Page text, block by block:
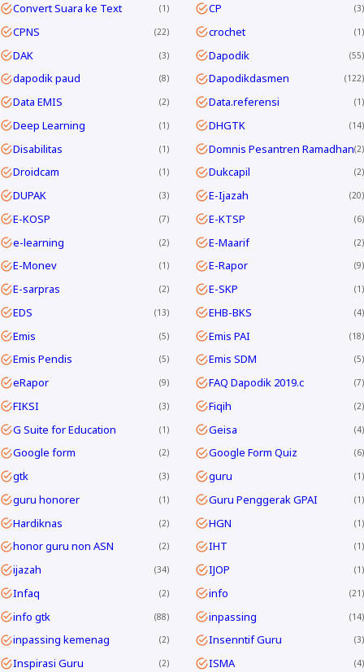
Convert Suara ke Text 1 CP 3
CPNS 22 crochet 1
DAK 3 Dapodik 55
dapodik paud 8 Dapodikdasmen 122
Data EMIS 2 Data.referensi 1
Deep Learning 1 DHGTK 14
Disabilitas 1 Domnis Pesantren Ramadhan 2
Droidcam 1 Dukcapil 2
DUPAK 3 E-Ijazah 20
E-KOSP 7 E-KTSP 6
e-learning 2 E-Maarif 2
E-Monev 1 E-Rapor 9
E-sarpras 2 E-SKP 1
EDS 13 EHB-BKS 4
Emis 5 Emis PAI 18
Emis Pendis 5 Emis SDM 5
eRapor 9 FAQ Dapodik 2019.c 7
FIKSI 3 Fiqih 2
G Suite for Education 1 Geisa 4
Google form 2 Google Form Quiz 6
gtk 3 guru 1
guru honorer 1 Guru Penggerak GPAI 1
Hardiknas 2 HGN 1
honor guru non ASN 2 IHT 1
ijazah 34 IJOP 1
Infaq 2 info 21
info gtk 88 inpassing 14
inpassing kemenag 2 Insenntif Guru 3
Inspirasi Guru 2 ISMA 4